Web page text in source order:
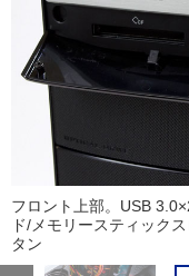
フロント上部。USB
ド/メモリースティック
タン